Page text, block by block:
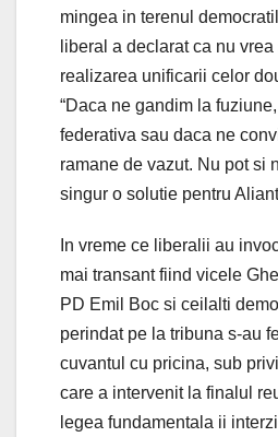
mingea in terenul
liberal a declarat ca nu
realizarea unificarii celor
“Daca ne gandim la
federativa sau daca ne
ramane de vazut. Nu pot si
singur o solutie pentru
In vreme ce liberalii au
mai transant fiind vicele
PD Emil Boc si ceilalti
perindat pe la tribuna s-au
cuvantul cu pricina, sub
care a intervenit la finalul
legea fundamentala ii